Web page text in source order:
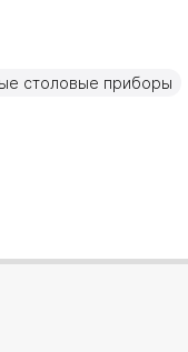
столовые приборы